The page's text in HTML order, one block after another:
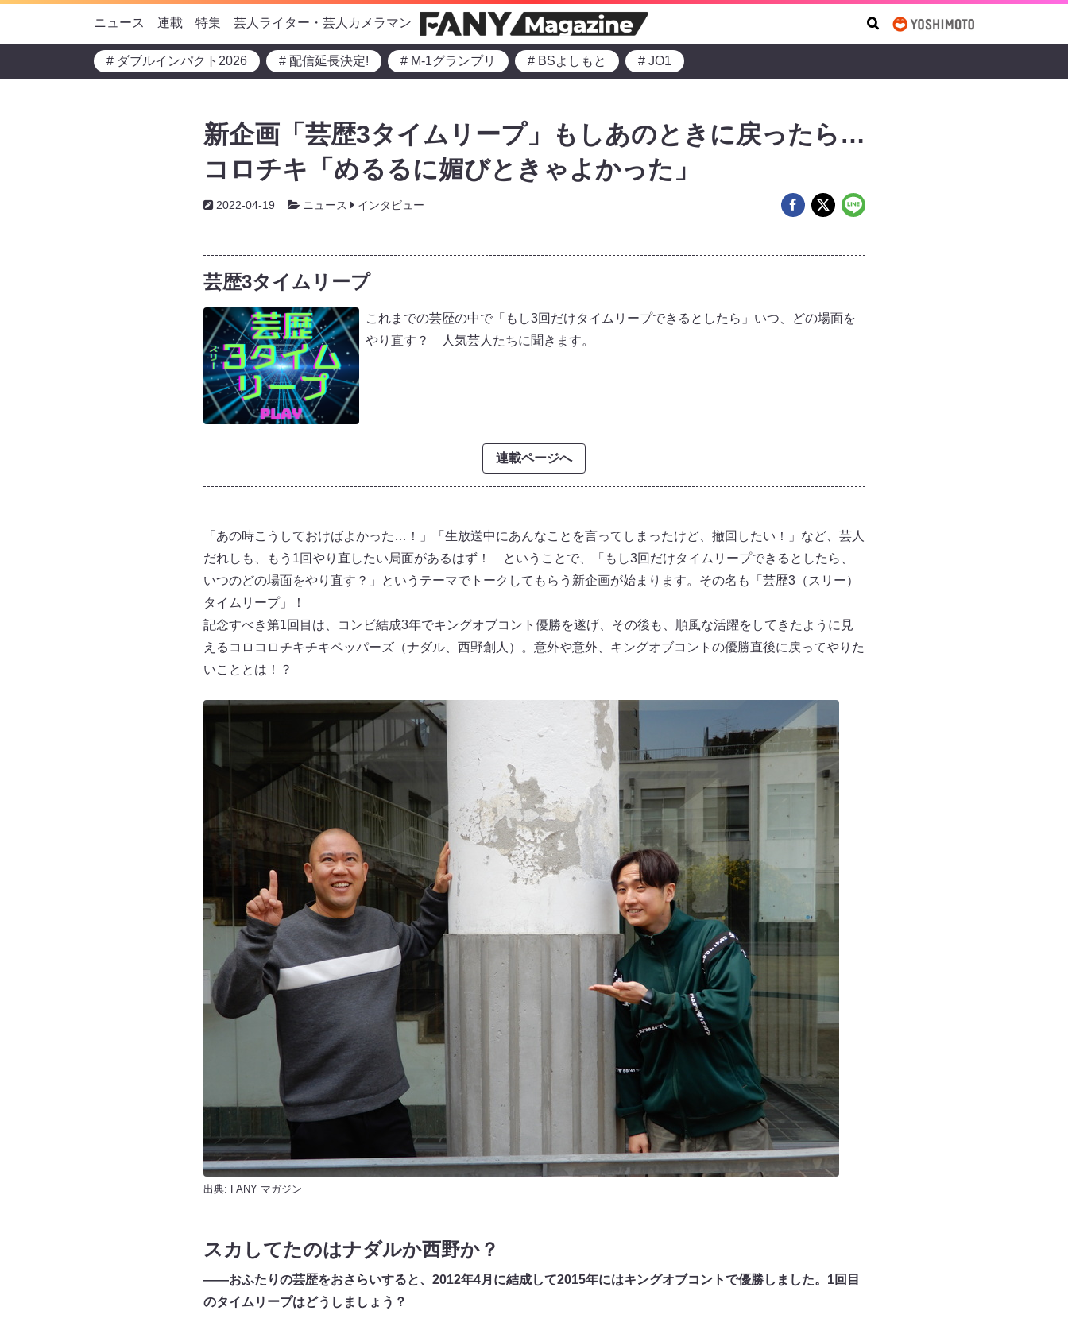
ニュース 連載 特集 芸人ライター・芸人カメラマン
# ダブルインパクト2026 # 配信延長決定! # M-1グランプリ # BSよしもと # JO1
新企画「芸歴3タイムリープ」もしあのときに戻ったら…
コロチキ「めるるに媚びときゃよかった」
2022-04-19 ニュース インタビュー
芸歴3タイムリープ
これまでの芸歴の中で「もし3回だけタイムリープできるとしたら」いつ、どの場面を
やり直す？ 人気芸人たちに聞きます。
連載ページへ
「あの時こうしておけばよかった…！」「生放送中にあんなことを言ってしまったけど、撤回したい！」など、芸人
だれしも、もう1回やり直したい局面があるはず！ ということで、「もし3回だけタイムリープできるとしたら、
いつのどの場面をやり直す？」というテーマでトークしてもらう新企画が始まります。その名も「芸歴3（スリー）
タイムリープ」！
記念すべき第1回目は、コンビ結成3年でキングオブコント優勝を遂げ、その後も、順風な活躍をしてきたように見
えるコロコロチキチキペッパーズ（ナダル、西野創人）。意外や意外、キングオブコントの優勝直後に戻ってやりた
いこととは！？
出典: FANY マガジン
スカしてたのはナダルか西野か？
――おふたりの芸歴をおさらいすると、2012年4月に結成して2015年にはキングオブコントで優勝しました。1回目
のタイムリープはどうしましょう？